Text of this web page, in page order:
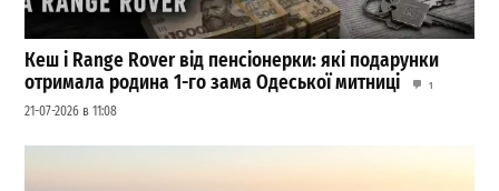
Кеш і Range Rover від пенсіонерки: які подарунки
отримала родина 1-го зама Одеської митниці
1
21-07-2026 в 11:08